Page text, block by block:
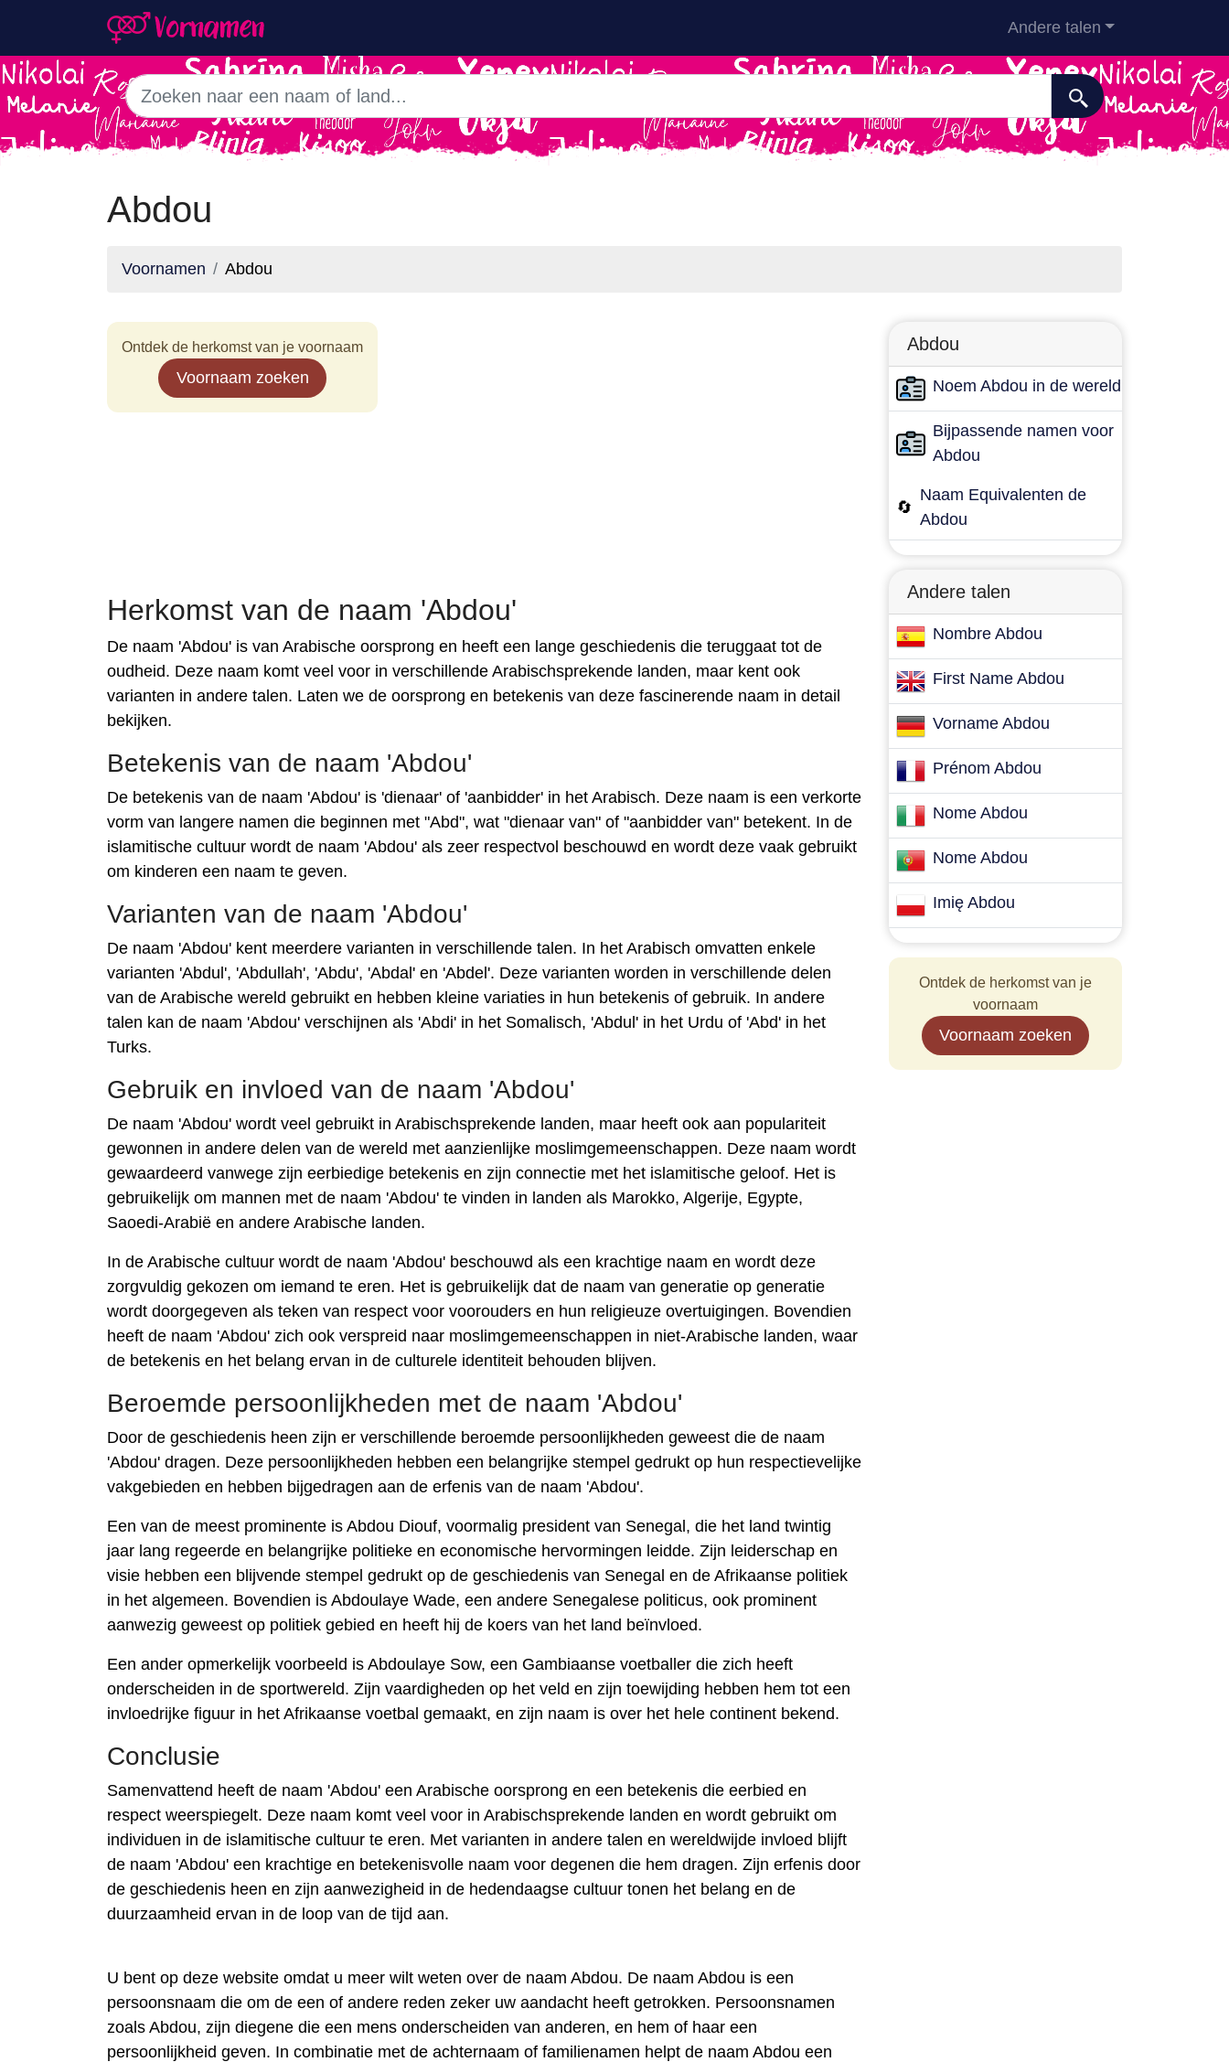
Andere talen
Abdou
Voornamen Abdou
Ontdek de herkomst van je voornaam
Voornaam zoeken
Herkomst van de naam 'Abdou'
De naam 'Abdou' is van Arabische oorsprong en heeft een lange geschiedenis die teruggaat tot de
oudheid. Deze naam komt veel voor in verschillende Arabischsprekende landen, maar kent ook
varianten in andere talen. Laten we de oorsprong en betekenis van deze fascinerende naam in detail
bekijken.
Betekenis van de naam 'Abdou'
De betekenis van de naam 'Abdou' is 'dienaar' of 'aanbidder' in het Arabisch. Deze naam is een verkorte
vorm van langere namen die beginnen met "Abd", wat "dienaar van" of "aanbidder van" betekent. In de
islamitische cultuur wordt de naam 'Abdou' als zeer respectvol beschouwd en wordt deze vaak gebruikt
om kinderen een naam te geven.
Varianten van de naam 'Abdou'
De naam 'Abdou' kent meerdere varianten in verschillende talen. In het Arabisch omvatten enkele
varianten 'Abdul', 'Abdullah', 'Abdu', 'Abdal' en 'Abdel'. Deze varianten worden in verschillende delen
van de Arabische wereld gebruikt en hebben kleine variaties in hun betekenis of gebruik. In andere
talen kan de naam 'Abdou' verschijnen als 'Abdi' ​​in het Somalisch, 'Abdul' in het Urdu of 'Abd' in het
Turks.
Gebruik en invloed van de naam 'Abdou'
De naam 'Abdou' wordt veel gebruikt in Arabischsprekende landen, maar heeft ook aan populariteit
gewonnen in andere delen van de wereld met aanzienlijke moslimgemeenschappen. Deze naam wordt
gewaardeerd vanwege zijn eerbiedige betekenis en zijn connectie met het islamitische geloof. Het is
gebruikelijk om mannen met de naam 'Abdou' te vinden in landen als Marokko, Algerije, Egypte,
Saoedi-Arabië en andere Arabische landen.
In de Arabische cultuur wordt de naam 'Abdou' beschouwd als een krachtige naam en wordt deze
zorgvuldig gekozen om iemand te eren. Het is gebruikelijk dat de naam van generatie op generatie
wordt doorgegeven als teken van respect voor voorouders en hun religieuze overtuigingen. Bovendien
heeft de naam 'Abdou' zich ook verspreid naar moslimgemeenschappen in niet-Arabische landen, waar
de betekenis en het belang ervan in de culturele identiteit behouden blijven.
Beroemde persoonlijkheden met de naam 'Abdou'
Door de geschiedenis heen zijn er verschillende beroemde persoonlijkheden geweest die de naam
'Abdou' dragen. Deze persoonlijkheden hebben een belangrijke stempel gedrukt op hun respectievelijke
vakgebieden en hebben bijgedragen aan de erfenis van de naam 'Abdou'.
Een van de meest prominente is Abdou Diouf, voormalig president van Senegal, die het land twintig
jaar lang regeerde en belangrijke politieke en economische hervormingen leidde. Zijn leiderschap en
visie hebben een blijvende stempel gedrukt op de geschiedenis van Senegal en de Afrikaanse politiek
in het algemeen. Bovendien is Abdoulaye Wade, een andere Senegalese politicus, ook prominent
aanwezig geweest op politiek gebied en heeft hij de koers van het land beïnvloed.
Een ander opmerkelijk voorbeeld is Abdoulaye Sow, een Gambiaanse voetballer die zich heeft
onderscheiden in de sportwereld. Zijn vaardigheden op het veld en zijn toewijding hebben hem tot een
invloedrijke figuur in het Afrikaanse voetbal gemaakt, en zijn naam is over het hele continent bekend.
Conclusie
Samenvattend heeft de naam 'Abdou' een Arabische oorsprong en een betekenis die eerbied en
respect weerspiegelt. Deze naam komt veel voor in Arabischsprekende landen en wordt gebruikt om
individuen in de islamitische cultuur te eren. Met varianten in andere talen en wereldwijde invloed blijft
de naam 'Abdou' een krachtige en betekenisvolle naam voor degenen die hem dragen. Zijn erfenis door
de geschiedenis heen en zijn aanwezigheid in de hedendaagse cultuur tonen het belang en de
duurzaamheid ervan in de loop van de tijd aan.
U bent op deze website omdat u meer wilt weten over de naam Abdou. De naam Abdou is een
persoonsnaam die om de een of andere reden zeker uw aandacht heeft getrokken. Persoonsnamen
zoals Abdou, zijn diegene die een mens onderscheiden van anderen, en hem of haar een
persoonlijkheid geven. In combinatie met de achternaam of familienamen helpt de naam Abdou een
Abdou
Noem Abdou in de wereld
Bijpassende namen voor
Abdou
🔄
Naam Equivalenten de
Abdou
Andere talen
Nombre Abdou
First Name Abdou
Vorname Abdou
Prénom Abdou
Nome Abdou
Nome Abdou
Imię Abdou
Ontdek de herkomst van je
voornaam
Voornaam zoeken